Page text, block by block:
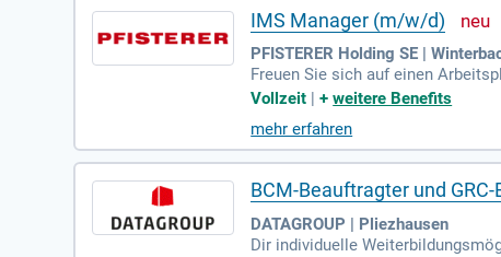
IMS Manager (m/w/d)
PFISTERER Holding SE |
Freuen Sie sich auf einen
Vollzeit |+weitere Benefits
mehr erfahren
BCM-Beauftragter und
DATAGROUP | Pliezhausen
Dir individuelle